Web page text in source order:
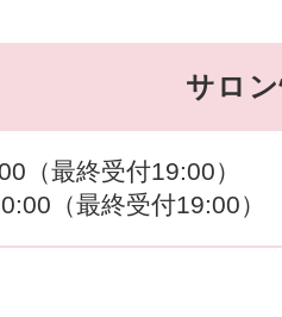
サロ
（最終受付19:00）
（最終受付19:00）